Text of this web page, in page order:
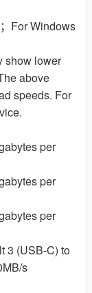
For Windows
show lower
above
speeds. For
per
per
per
3 (USB-C) to
s